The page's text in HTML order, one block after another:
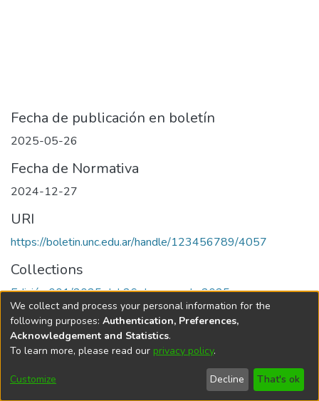
Fecha de publicación en boletín
2025-05-26
Fecha de Normativa
2024-12-27
URI
https://boletin.unc.edu.ar/handle/123456789/4057
Collections
Edición 001/2025 del 26 de mayo de 2025
Universidad Nacional de Córdoba
We collect and process your personal information for the
following purposes: Authentication, Preferences,
Acknowledgement and Statistics.
To learn more, please read our privacy policy.
Customize Decline That's ok